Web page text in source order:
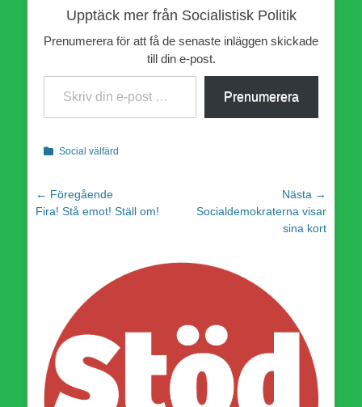
Upptäck mer från Socialistisk Politik
Prenumerera för att få de senaste inläggen skickade
till din e-post.
Skriv din e-post …
Prenumerera
Kategorier
Social välfärd
Inläggsnavigering
← Föregående
Föregående
Nästa →
Nästa
Socialdemokraterna visar
sina kort